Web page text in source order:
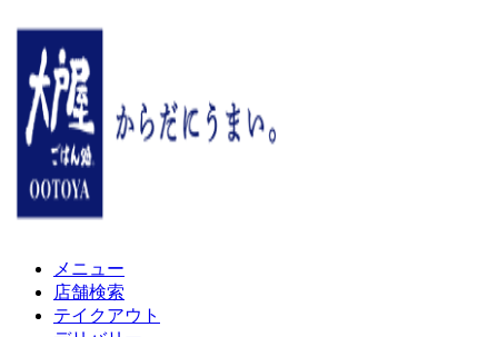
メニュー
店舗検索
テイクアウト